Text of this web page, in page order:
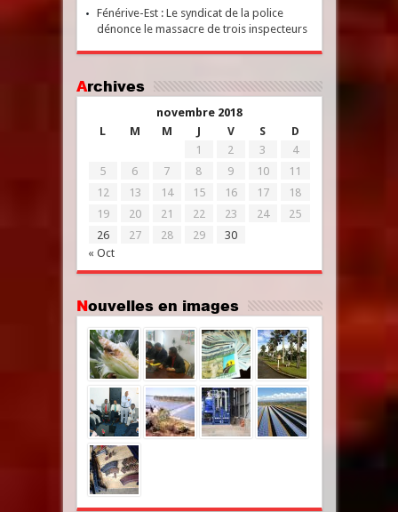
Fénérive-Est : Le syndicat de la police
dénonce le massacre de trois inspecteurs
Archives
novembre 2018
L
M M J V S D
« Oct
1 2 3
4
5
6 7 8 9 10
11
12
13 14 15 16 17
18
19
20 21 22 23 24
25
26
27 28 29 30
Nouvelles en images